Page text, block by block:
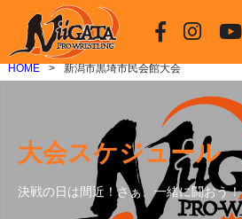
HOME 新潟市黒埼市民会館大会
大会スケジュール
決戦の日は間近！さぁ、一緒に闘おう！